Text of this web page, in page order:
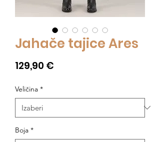
Jahače tajice Ares
129,90 €
Veličina *
Boja *